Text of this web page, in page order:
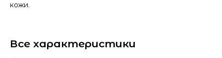
кожи.
Все характеристики